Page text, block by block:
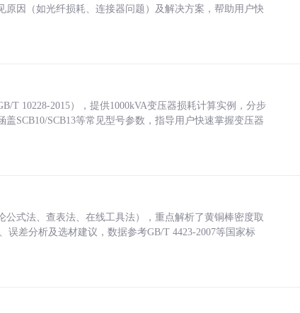
因（如光纤损耗、连接器问题）及解决方案，帮助用户快
T 10228-2015），提供1000kVA变压器损耗计算实例，分步
SCB10/SCB13等常见型号参数，指导用户快速掌握变压器
式法、查表法、在线工具法），重点解析了黄铜棒密度取
误差分析及选材建议，数据参考GB/T 4423-2007等国家标